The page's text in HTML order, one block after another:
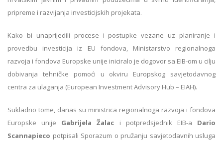
pripreme i razvijanja investicijskih projekata.
Kako bi unaprijedili procese i postupke vezane uz planiranje i
provedbu investicija iz EU fondova, Ministarstvo regionalnoga
razvoja i fondova Europske unije iniciralo je dogovor sa EIB-om u cilju
dobivanja tehničke pomoći u okviru Europskog savjetodavnog
centra za ulaganja (European Investment Advisory Hub – EIAH).
Sukladno tome, danas su ministrica regionalnoga razvoja i fondova
Europske unije Gabrijela Žalac i potpredsjednik EIB-a Dario
Scannapieco potpisali Sporazum o pružanju savjetodavnih usluga